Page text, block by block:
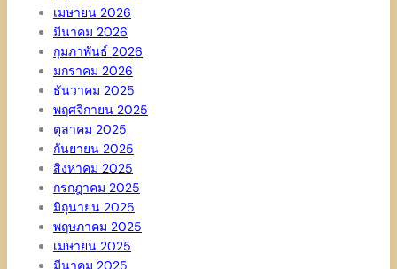
เมษายน 2026
มีนาคม 2026
กุมภาพันธ์ 2026
มกราคม 2026
ธันวาคม 2025
พฤศจิกายน 2025
ตุลาคม 2025
กันยายน 2025
สิงหาคม 2025
กรกฎาคม 2025
มิถุนายน 2025
พฤษภาคม 2025
เมษายน 2025
มีนาคม 2025